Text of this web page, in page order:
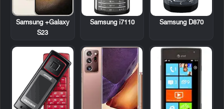
Samsung D870
Samsung i7110
Samsung +Galaxy
S23